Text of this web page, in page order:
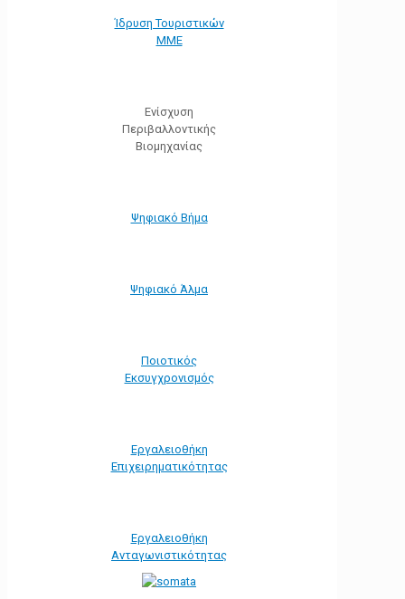
Ίδρυση Τουριστικών
ΜΜΕ
Ενίσχυση
Περιβαλλοντικής
Βιομηχανίας
Ψηφιακό Βήμα
Ψηφιακό Άλμα
Ποιοτικός
Εκσυγχρονισμός
Εργαλειοθήκη
Eπιχειρηματικότητας
Εργαλειοθήκη
Ανταγωνιστικότητας